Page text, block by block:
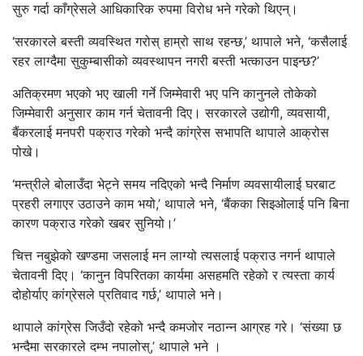
सुरु गर्दा काँग्रेसले आधिकारिक रुपमा विरोध भने गरेको थिएन्।
‘सरकारले बस्ती व्यवस्थित गरोस् हाम्रो साथ रहन्छ,’ थापाले भने, ‘कसैलाई
रहर लाग्दैमा सुकुम्बासीको व्यवस्थापन नगरी बस्ती भत्काउन पाइन्छ?’
अतिक्रमण भएको भए खाली गर्ने जिम्मेवारी भए पनि कानुनले तोकेको
जिम्मेवारी अनुसार काम गर्न चेतावनी दिए। सरकारले उद्योगी, व्यवसायी,
बैंकरलाई मनपरी पक्राउ गरेको भन्दै कांग्रेस सभापति थापाले आक्रोस
पोखे।
‘मन्त्रीले बोलाउँदा भेट्ने समय नदिएको भन्दै निर्माण व्यवसायीलाई घरबाट
प्रहरी लगाएर उठाउने काम भयो,’ थापाले भने, ‘बैंकका सिइओलाई पनि बिना
कारण पक्राउ गरेको खबर सुनियो।’
चित्त नबुझेको खण्डमा जसलाई मन लाग्यो त्यसलाई पक्राउ नगर्न थापाले
चेतावनी दिए। ‘कानुन विपरितका कार्यमा असहमति रहेको र त्यस्ता कार्य
दोहोर्याए कांग्रेसले प्रतिवाद गर्छ,’ थापाले भने।
थापाले कांग्रेस जिउँदो रहेको भन्दै कमजोर नठान्न आग्रह गरे। ‘संख्या छ
भन्दैमा सरकारले दम्भ नपालोस्,’ थापाले भने ।